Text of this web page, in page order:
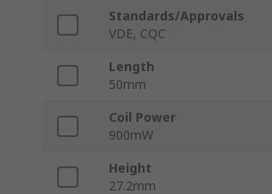
Standards/Approvals
VDE, CQC
Length
50mm
Coil Power
900mW
Height
27.2mm